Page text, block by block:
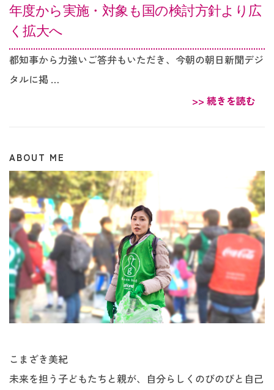
年度から実施・対象も国の検討方針より広
く拡大へ
都知事から力強いご答弁もいただき、今朝の朝日新聞デジ
タルに掲 …
>> 続きを読む
ABOUT ME
こまざき美紀
未来を担う子どもたちと親が、自分らしくのびのびと自己